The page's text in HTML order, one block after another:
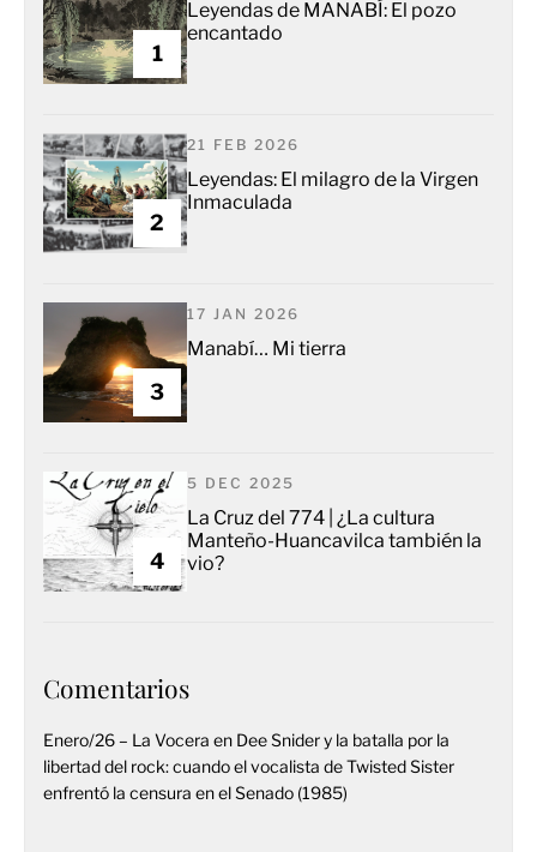
1
Leyendas de MANABÍ: El pozo
encantado
2
21 FEB 2026
Leyendas: El milagro de la Virgen
Inmaculada
3
17 JAN 2026
Manabí… Mi tierra
4
5 DEC 2025
La Cruz del 774 | ¿La cultura
Manteño-Huancavilca también la
vio?
Comentarios
Enero/26 – La Vocera en Dee Snider y la batalla por la
libertad del rock: cuando el vocalista de Twisted Sister
enfrentó la censura en el Senado (1985)